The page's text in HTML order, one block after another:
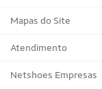
Política de Privacidade
Programa de Afiliados
Regulamentos
Suplementos
Corrida
Bicicletas
Mapas do Site
Marcas
Tipos de Produtos
Atendimento
Trocas e devoluções
Netshoes Empresas